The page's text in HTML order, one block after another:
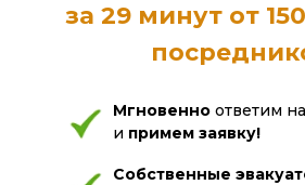
за 29 минут от
Мгновенно ответим
и примем заявку!
Собственные